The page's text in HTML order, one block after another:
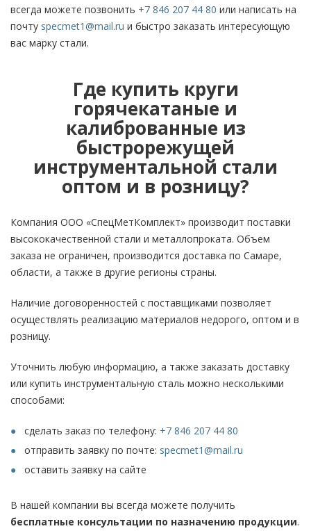
всегда можете позвонить +7 846 207 44 80 или написать на
почту specmet1@mail.ru и быстро заказать интересующую
вас марку стали.
Где купить круги
горячекатаные и
калиброванные из
быстрорежущей
инструментальной стали
оптом и в розницу?
Компания ООО «СпецМетКомплект» производит поставки
высококачественной стали и металлопроката. Объем
заказа не ограничен, производится доставка по Самаре,
области, а также в другие регионы страны.
Наличие договоренностей с поставщиками позволяет
осуществлять реализацию материалов недорого, оптом и в
розницу.
Уточнить любую информацию, а также заказать доставку
или купить инструментальную сталь можно несколькими
способами:
сделать заказ по телефону: +7 846 207 44 80
отправить заявку по почте: specmet1@mail.ru
оставить заявку на сайте
В нашей компании вы всегда можете получить
бесплатные консультации по назначению продукции.